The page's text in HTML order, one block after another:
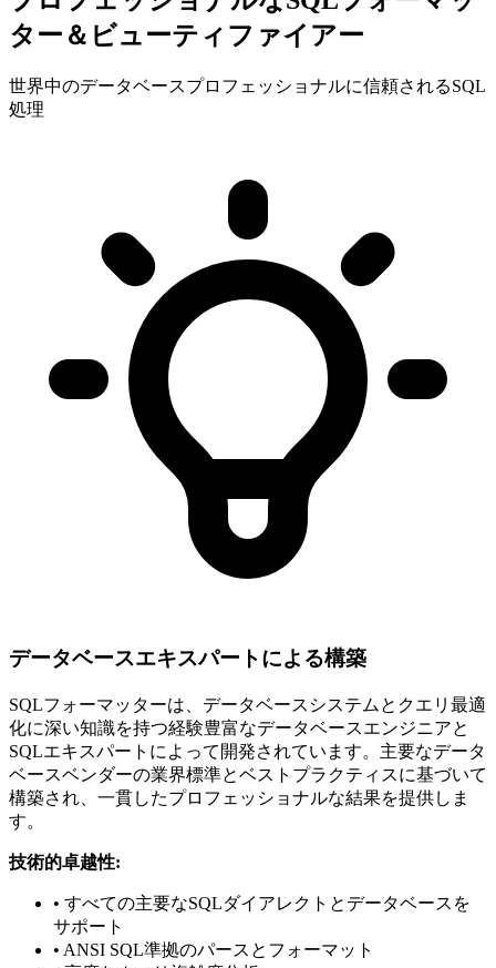
ター＆ビューティファイアー
世界中のデータベースプロフェッショナルに信頼されるSQL
処理
データベースエキスパートによる構築
SQLフォーマッターは、データベースシステムとクエリ最適
化に深い知識を持つ経験豊富なデータベースエンジニアと
SQLエキスパートによって開発されています。主要なデータ
ベースベンダーの業界標準とベストプラクティスに基づいて
構築され、一貫したプロフェッショナルな結果を提供しま
す。
技術的卓越性:
• すべての主要なSQLダイアレクトとデータベースを
サポート
• ANSI SQL準拠のパースとフォーマット